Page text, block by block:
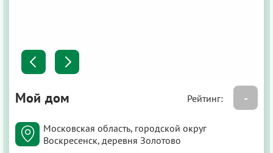
Мой дом Рейтинг: -
Московская область, городской округ
Воскресенск, деревня Золотово